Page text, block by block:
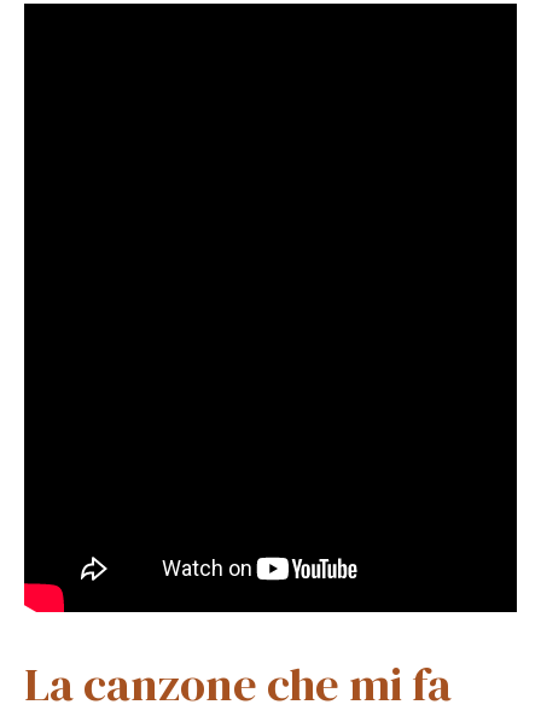
La canzone che mi fa